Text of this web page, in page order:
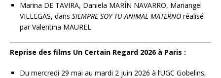
Marina DE TAVIRA, Daniela MARÍN NAVARRO, Mariangel
VILLEGAS, dans SIEMPRE SOY TU ANIMAL MATERNO réalisé
par Valentina MAUREL
Reprise des films Un Certain Regard 2026 à Paris :
Du mercredi 29 mai au mardi 2 juin 2026 à l’UGC Gobelins,